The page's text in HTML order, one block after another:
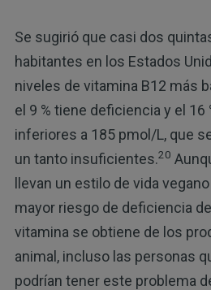
Se sugirió que casi dos
habitantes en los Estados
niveles de vitamina B12 más
el 9 % tiene deficiencia y el
inferiores a 185 pmol/L, que
un tanto insuficientes.20
llevan un estilo de vida
mayor riesgo de deficiencia
vitamina se obtiene de los
animal, incluso las personas
podrían tener este problema